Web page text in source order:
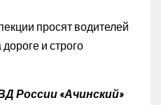
просят водителей
и строго
России «Ачинский»